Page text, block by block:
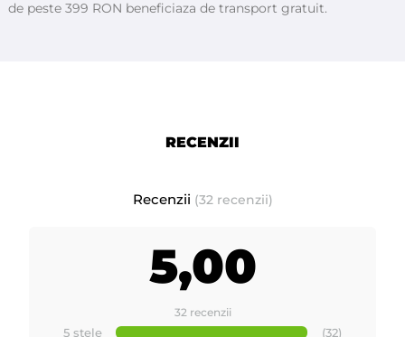
Caracteristici tehnice:
- Rezistenta metalica 125W
- Putere maxima 125W.
- Standardele CE pentru joasă tensiune.
dimensiuni incalzitor :
de peste 399 RON beneficiaza de transport gratuit.
RECENZII
Recenzii (32 recenzii)
5,00
32 recenzii
5 stele
(32)